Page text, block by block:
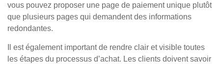
vous pouvez proposer une page de paiement unique plutôt
que plusieurs pages qui demandent des informations
redondantes.
Il est également important de rendre clair et visible toutes
les étapes du processus d’achat. Les clients doivent savoir